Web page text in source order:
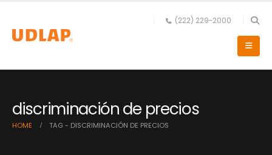
(222) 229-2000
discriminación de precios
HOME TAG - DISCRIMINACIÓN DE PRECIOS